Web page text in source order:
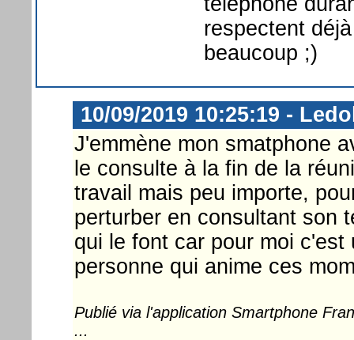
respectent
beaucoup ;)
10/09/2019 10:25:19 -
J'emmène mon smatphone
le consulte à la fin de la
travail mais peu importe,
perturber en consultant son
qui le font car pour moi
personne qui anime ces
Publié via l'application Smartphone
...